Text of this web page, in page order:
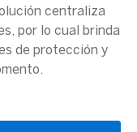
centraliza
por lo cual brinda
de protección y